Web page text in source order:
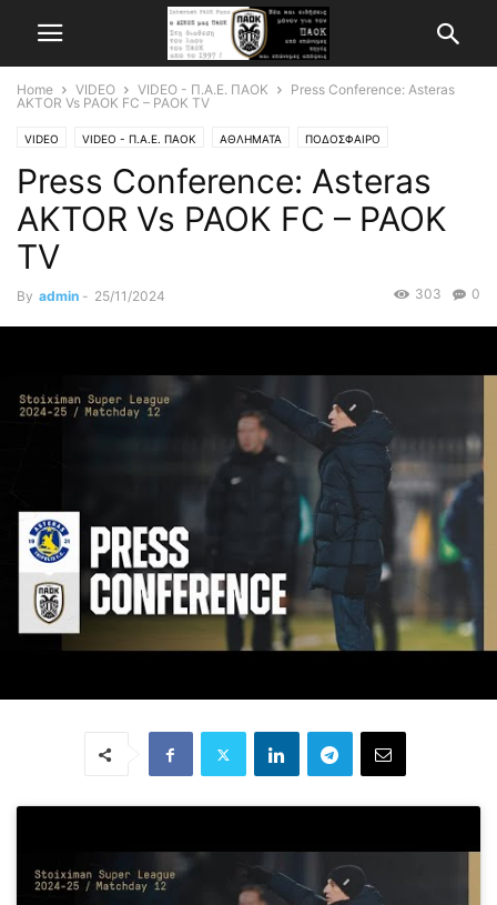
Home VIDEO VIDEO - Π.Α.Ε. ΠΑΟΚ
Press Conference: Asteras
AKTOR Vs PAOK FC – PAOK TV
VIDEO VIDEO - Π.Α.Ε. ΠΑΟΚ ΑΘΛΗΜΑΤΑ ΠΟΔΟΣΦΑΙΡΟ
Press Conference: Asteras
AKTOR Vs PAOK FC – PAOK
TV
By admin - 25/11/2024 0
303